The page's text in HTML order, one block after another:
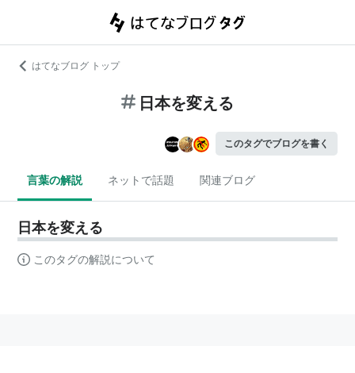
はてなブログ トップ
日本を変える
このタグでブログを書く
言葉の解説 ネットで話題 関連ブログ
日本を変える
このタグの解説について